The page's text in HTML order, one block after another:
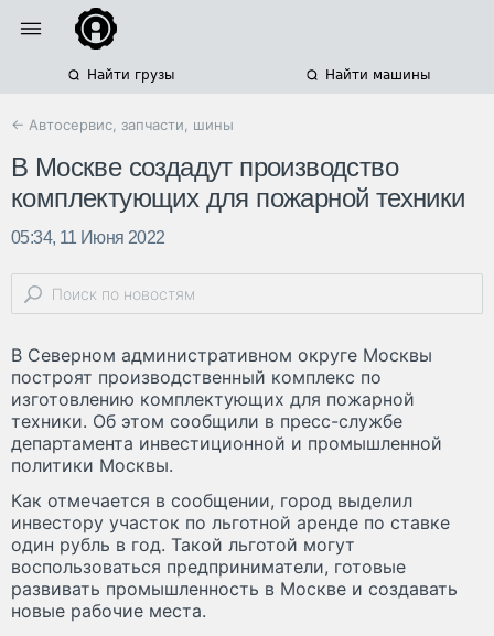
Найти грузы Найти машины
← Автосервис, запчасти, шины
В Москве создадут производство
комплектующих для пожарной техники
05:34, 11 Июня 2022
В Северном административном округе Москвы
построят производственный комплекс по
изготовлению комплектующих для пожарной
техники. Об этом сообщили в пресс-службе
департамента инвестиционной и промышленной
политики Москвы.
Как отмечается в сообщении, город выделил
инвестору участок по льготной аренде по ставке
один рубль в год. Такой льготой могут
воспользоваться предприниматели, готовые
развивать промышленность в Москве и создавать
новые рабочие места.